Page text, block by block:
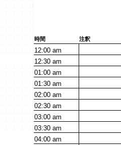
時間 注釈
12:00am
12:30am
01:00am
01:30am
02:00am
02:30am
03:00am
03:30am
04:00am